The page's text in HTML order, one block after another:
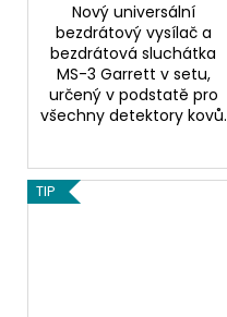
Nový universální
bezdrátový vysílač a
bezdrátová sluchátka
MS-3 Garrett v setu,
určený v podstatě pro
všechny detektory kovů.
TIP